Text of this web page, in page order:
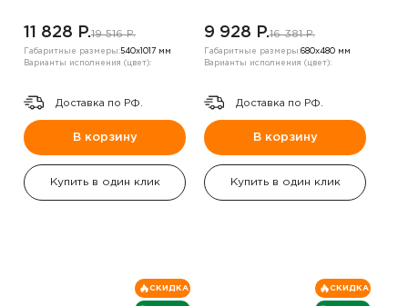
11 828 P.19 516 P.
Габаритные размеры:540х1017 мм
Варианты исполнения (цвет):
Доставка по РФ.
В корзину
Купить в один клик
9 928 P.16 381 P.
Габаритные размеры:680х480 мм
Варианты исполнения (цвет):
Доставка по РФ.
В корзину
Купить в один клик
СКИДКА СКИДКА